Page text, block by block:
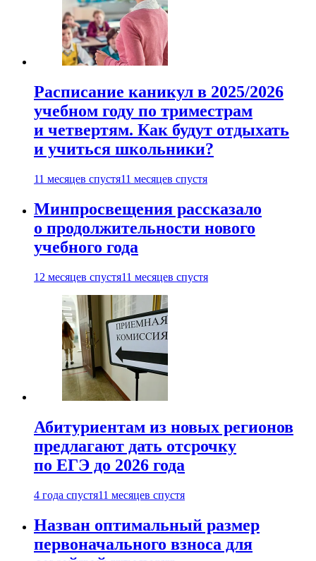
Расписание каникул в 2025/2026
учебном году по триместрам
и четвертям. Как будут отдыхать
и учиться школьники?
11 месяцев спустя11 месяцев спустя
Минпросвещения рассказало
о продолжительности нового
учебного года
12 месяцев спустя11 месяцев спустя
Абитуриентам из новых регионов
предлагают дать отсрочку
по ЕГЭ до 2026 года
4 года спустя11 месяцев спустя
Назван оптимальный размер
первоначального взноса для